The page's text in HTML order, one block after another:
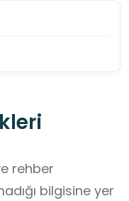
rehber
bilgisine yer